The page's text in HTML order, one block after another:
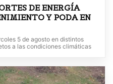
DE ENERGÍA
Y PODA EN
5 de agosto en distintos
a las condiciones climáticas